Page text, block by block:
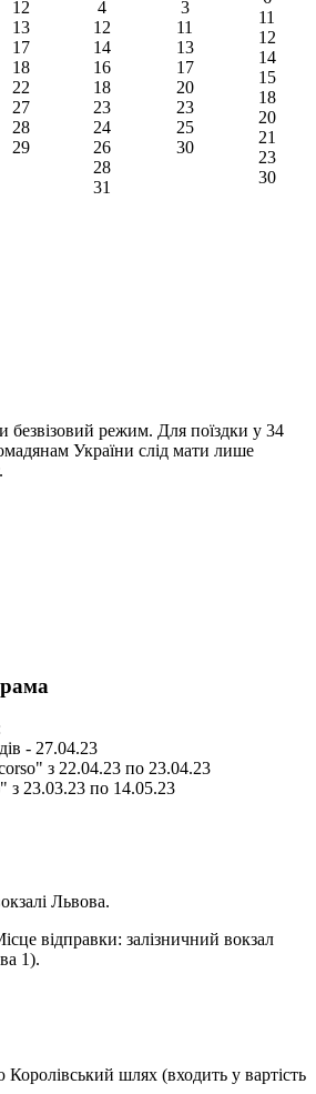
12
13
17
18
22
27
28
29
4
12
14
16
18
23
24
26
28
31
3
11
13
17
20
23
25
30
11
12
14
15
18
20
21
23
30
безвізовий режим. Для поїздки у 34
України слід мати лише
- 27.04.23
з 22.04.23 по 23.04.23
з 23.03.23 по 14.05.23
Львова.
відправки: залізничний вокзал
1).
Королівський шлях (входить у вартість